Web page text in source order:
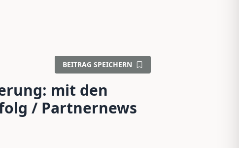
BEITRAG SPEICHERN
mit den
/ Partnernews